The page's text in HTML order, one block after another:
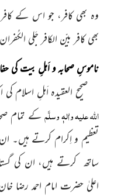
وہ بھی کافر، جو اس کے
بھی کافر بیّن الکافر جَلی
ناموسِ صحابہ و اَہلِ بیت کی
صحیح العقیدہ اَہلِ
اللہ علیہ واٰلہٖ وسلَّمکے تمام
تعظیم و اِکرام کرتے ہیں۔
ساتھ کرتے ہیں، ان کی
اعلیٰ حضرت امام احمد رضا